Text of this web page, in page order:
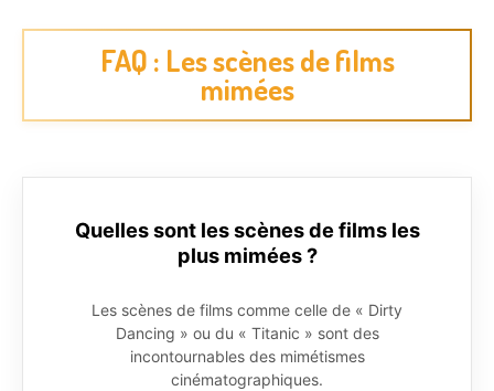
FAQ : Les scènes de films
mimées
Quelles sont les scènes de films les
plus mimées ?
Les scènes de films comme celle de « Dirty
Dancing » ou du « Titanic » sont des
incontournables des mimétismes
cinématographiques.